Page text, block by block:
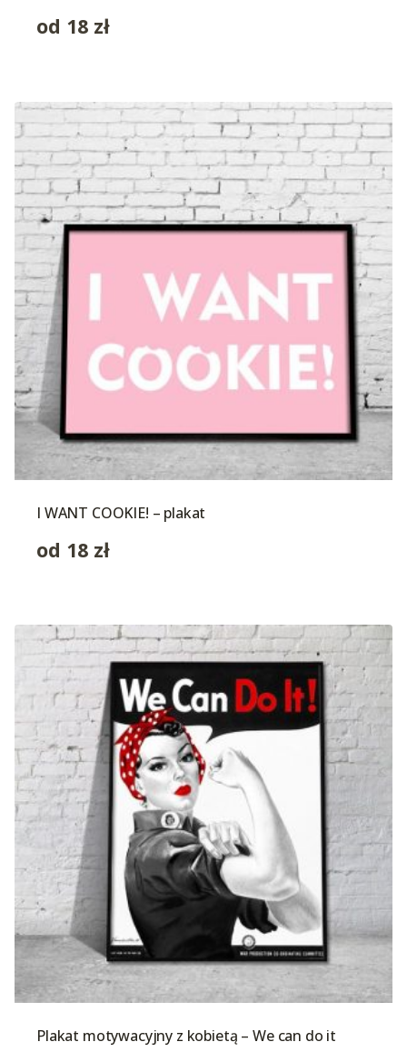
od 18 zł
I WANT COOKIE! – plakat
od 18 zł
Plakat motywacyjny z kobietą – We can do it